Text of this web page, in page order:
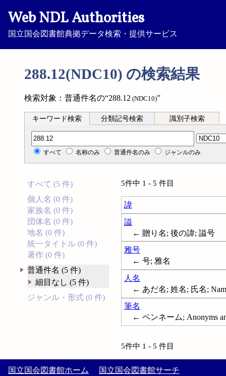
Web NDL Authorities
国立国会図書館典拠データ検索・提供サービス
288.12(NDC10) の検索結果
検索対象：普通件名の“288.12 (NDC10)”
キーワード検索 分類記号検索 識別子検索
分類記号検索
すべて 名称のみ 普通件名のみ ジャンルのみ
すべて (5 件)
個人名 (0 件)
家族名 (0 件)
団体名 (0 件)
地名 (0 件)
統一タイトル (0 件)
著作 (0 件)
普通件名 (5 件)
細目なし (5 件)
ジャンル・形式 (0 件)
5件中 1 - 5 件目
諱
謚
← 贈り名; 後の諱; 謚号
雅号
← 号; 雅名
人名
← あだ名; 姓名; 氏名;
筆名
← ペンネーム; Anonyms
5件中 1 - 5 件目
国立国会図書館ホーム 国立国会図書館サーチ